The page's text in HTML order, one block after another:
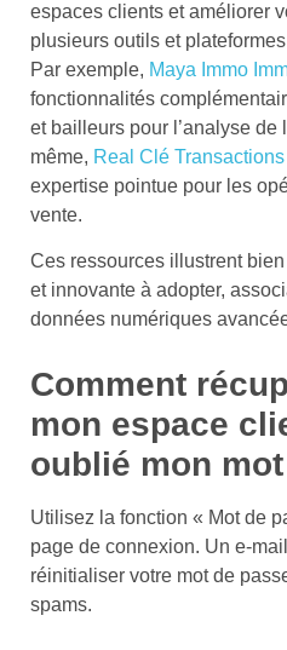
espaces clients et améliorer
plusieurs outils et
Par exemple, Maya Immo
fonctionnalités
et bailleurs pour l’analyse de
même, Real Clé
expertise pointue pour les
vente.
Ces ressources illustrent
et innovante à adopter,
données numériques
Comment
mon espace
oublié mon
Utilisez la fonction « Mot de
page de connexion. Un e-
réinitialiser votre mot de
spams.